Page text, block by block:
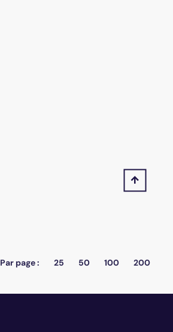
Par page : 25 50 100 200